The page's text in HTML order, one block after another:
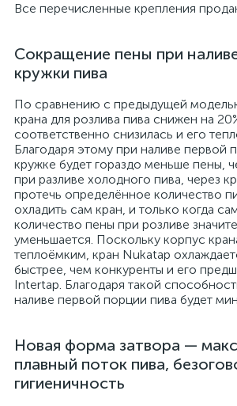
Все перечисленные крепления
Сокращение пены при
кружки пива
По сравнению с предыдущей
крана для розлива пива снижен на
соответственно снизилась и его
Благодаря этому при наливе первой
кружке будет гораздо меньше пены,
при разливе холодного пива, через
протечь определённое количество
охладить сам кран, и только когда
количество пены при розливе
уменьшается. Поскольку корпус
теплоёмким, кран Nukatap
быстрее, чем конкуренты и его
Intertap. Благодаря такой
наливе первой порции пива будет
Новая форма затвора —
плавный поток пива,
гигиеничность